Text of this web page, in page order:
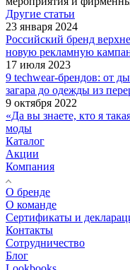
Другие статьи
23 января 2024
Российский бренд
новую рекламную
17 июля 2023
9 techwear-брендов: от
загара до одежды из
9 октября 2022
«Да вы знаете, кто я
моды
Каталог
Акции
Компания
О бренде
О команде
Сертификаты и
Контакты
Сотрудничество
Блог